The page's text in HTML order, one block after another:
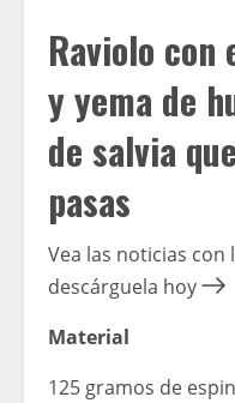
Raviolo
y yema de
de salvia
pasas
Vea las noticias con
descárguela hoy
Material
125 gramos de